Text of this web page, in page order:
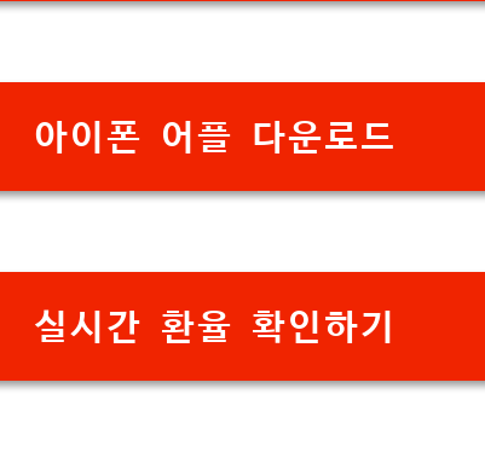
아이폰 어플 다운로드
실시간 환율 확인하기